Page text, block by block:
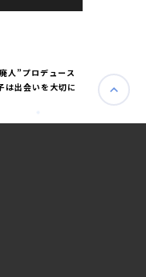
人”プロデュース
は出会いを大切に